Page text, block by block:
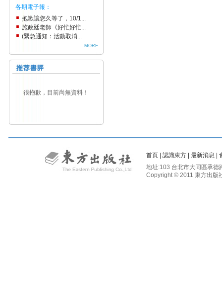
各期電子報：
抱歉讓您久等了，10/1...
施政廷老師《好忙好忙...
(緊急通知：活動取消...
MORE
很抱歉，目前尚無資料！
首頁 認識東方 最新消息
地址:103 台北市大同區承
Copyright © 2011 東方出版